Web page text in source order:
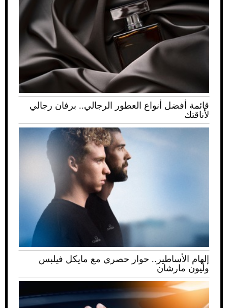
قائمة أفضل أنواع العطور الرجالي.. برفان رجالي
لأناقتك
إلهام الأساطير.. حوار حصري مع مايكل فيلبس
وليون مارشان